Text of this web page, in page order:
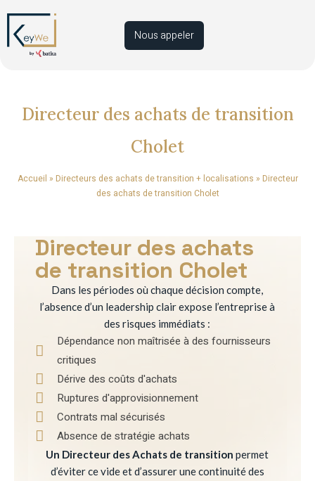
Nous appeler
Directeur des achats de transition
Cholet
Accueil » Directeurs des achats de transition + localisations » Directeur
des achats de transition Cholet
Directeur des achats
de transition Cholet
Dans les périodes où chaque décision compte,
l’absence d’un leadership clair expose l’entreprise à
des risques immédiats :
Dépendance non maîtrisée à des fournisseurs
critiques
Dérive des coûts d'achats
Ruptures d'approvisionnement
Contrats mal sécurisés
Absence de stratégie achats
Un Directeur des Achats de transition permet
d’éviter ce vide et d’assurer une continuité des